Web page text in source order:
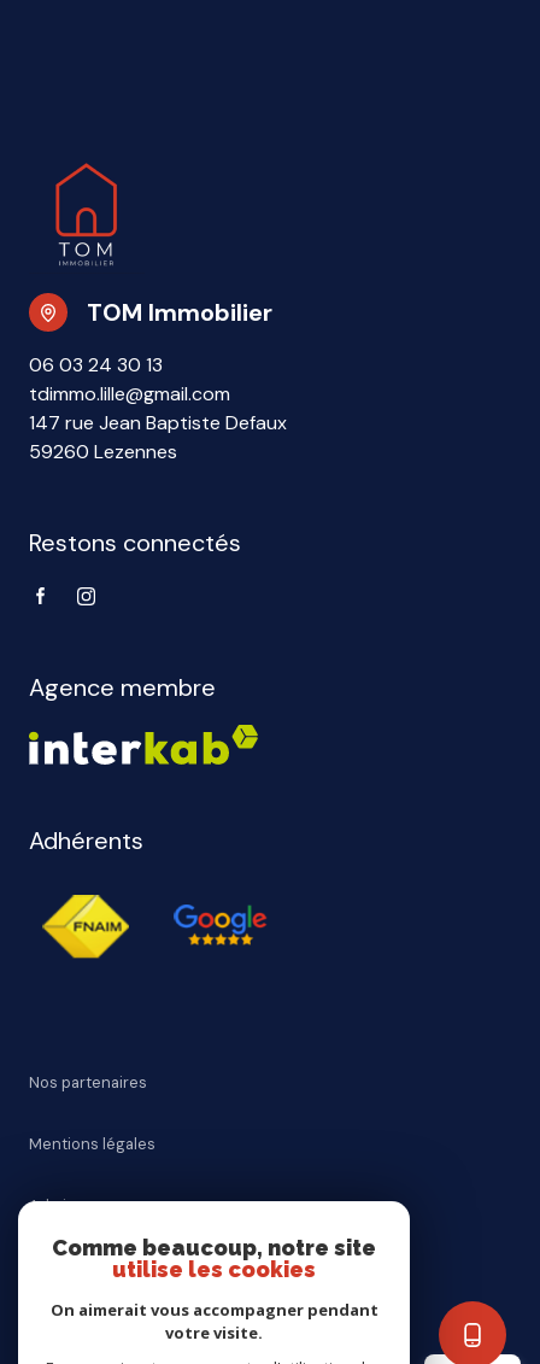
TOM Immobilier
06 03 24 30 13
tdimmo.lille@gmail.com
147 rue Jean Baptiste Defaux
59260 Lezennes
Restons connectés
Agence membre
Adhérents
Nos partenaires
Mentions légales
Admin
Nos honoraires
Comme beaucoup, notre site
utilise les cookies
On aimerait vous accompagner pendant
votre visite.